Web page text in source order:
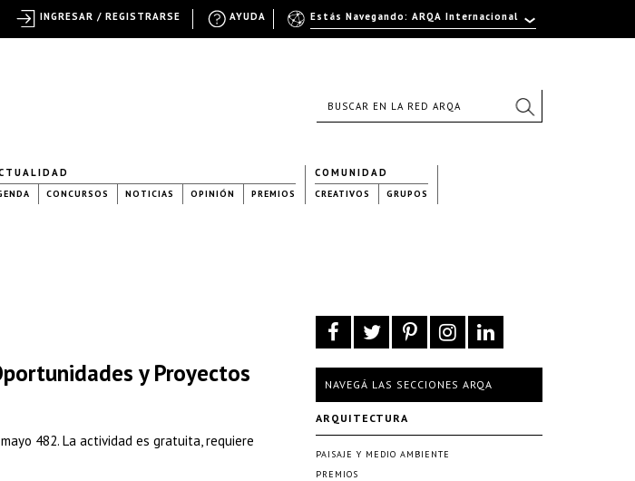
CONCURSOS NOTICIAS OPINIÓN PREMIOS
COMUNIDAD
CREATIVOS GRUPOS
y Proyectos
482. La actividad es gratuita, requiere
NAVEGÁ LAS SECCIONES ARQA
ARQUITECTURA
PAISAJE Y MEDIO AMBIENTE
PREMIOS
Estás Navegando: ARQA Internacional
AYUDA
INGRESAR / REGISTRARSE